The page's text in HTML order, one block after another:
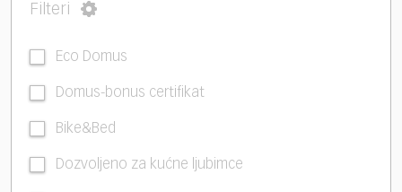
Filteri
Eco Domus
Domus-bonus certifikat
Bike&Bed
Dozvoljeno za kućne ljubimce